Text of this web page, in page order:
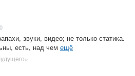
звуки, видео; не только статика.
есть, над чем ещё